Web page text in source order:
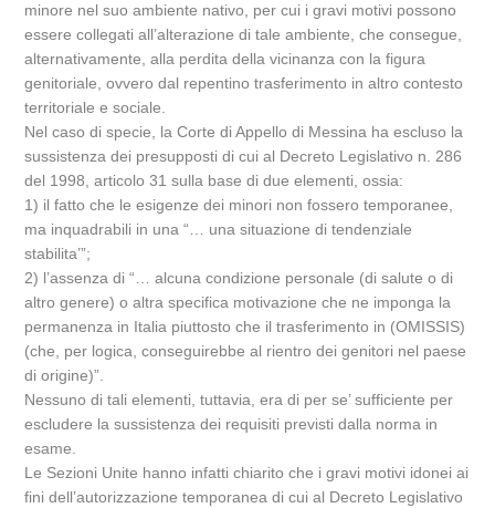
minore nel suo ambiente nativo, per cui i gravi motivi possono
essere collegati all’alterazione di tale ambiente, che consegue,
alternativamente, alla perdita della vicinanza con la figura
genitoriale, ovvero dal repentino trasferimento in altro contesto
territoriale e sociale.
Nel caso di specie, la Corte di Appello di Messina ha escluso la
sussistenza dei presupposti di cui al Decreto Legislativo n. 286
del 1998, articolo 31 sulla base di due elementi, ossia:
1) il fatto che le esigenze dei minori non fossero temporanee,
ma inquadrabili in una “… una situazione di tendenziale
stabilita’”;
2) l’assenza di “… alcuna condizione personale (di salute o di
altro genere) o altra specifica motivazione che ne imponga la
permanenza in Italia piuttosto che il trasferimento in (OMISSIS)
(che, per logica, conseguirebbe al rientro dei genitori nel paese
di origine)”.
Nessuno di tali elementi, tuttavia, era di per se’ sufficiente per
escludere la sussistenza dei requisiti previsti dalla norma in
esame.
Le Sezioni Unite hanno infatti chiarito che i gravi motivi idonei ai
fini dell’autorizzazione temporanea di cui al Decreto Legislativo